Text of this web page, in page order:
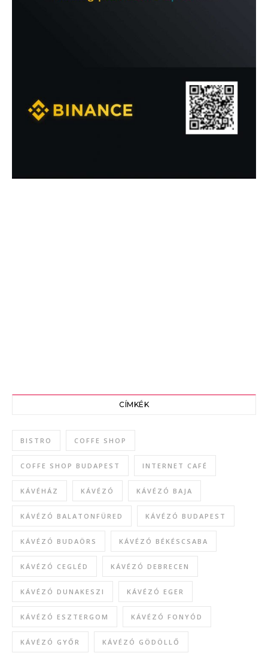
CÍMKÉK
BISTRO COFFE SHOP
COFFE SHOP BUDAPEST INTERNET CAFÉ
KÁVÉHÁZ KÁVÉZÓ KÁVÉZÓ BAJA
KÁVÉZÓ BALATONFÜRED KÁVÉZÓ BUDAPEST
KÁVÉZÓ BUDAÖRS KÁVÉZÓ BÉKÉSCSABA
KÁVÉZÓ CEGLÉD KÁVÉZÓ DEBRECEN
KÁVÉZÓ DUNAKESZI KÁVÉZÓ EGER
KÁVÉZÓ ESZTERGOM KÁVÉZÓ FONYÓD
KÁVÉZÓ GYŐR KÁVÉZÓ GÖDÖLLŐ